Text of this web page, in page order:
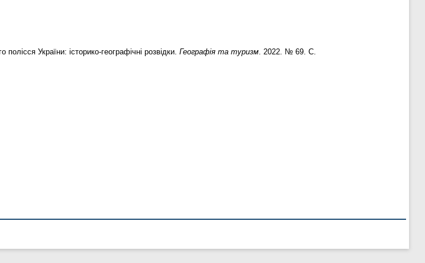
України: історико-географічні розвідки. Географія та туризм. 2022. № 69. С.